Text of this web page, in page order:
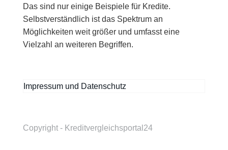
Das sind nur einige Beispiele für Kredite.
Selbstverständlich ist das Spektrum an
Möglichkeiten weit größer und umfasst eine
Vielzahl an weiteren Begriffen.
Impressum und Datenschutz
Copyright - Kreditvergleichsportal24